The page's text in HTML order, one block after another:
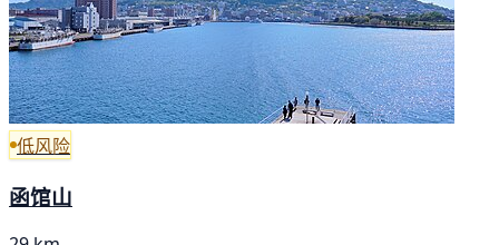
低风险
函馆山